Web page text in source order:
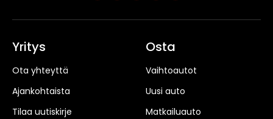
Yritys
Ota yhteyttä
Ajankohtaista
Tilaa uutiskirje
Osta
Vaihtoautot
Uusi auto
Matkailuauto